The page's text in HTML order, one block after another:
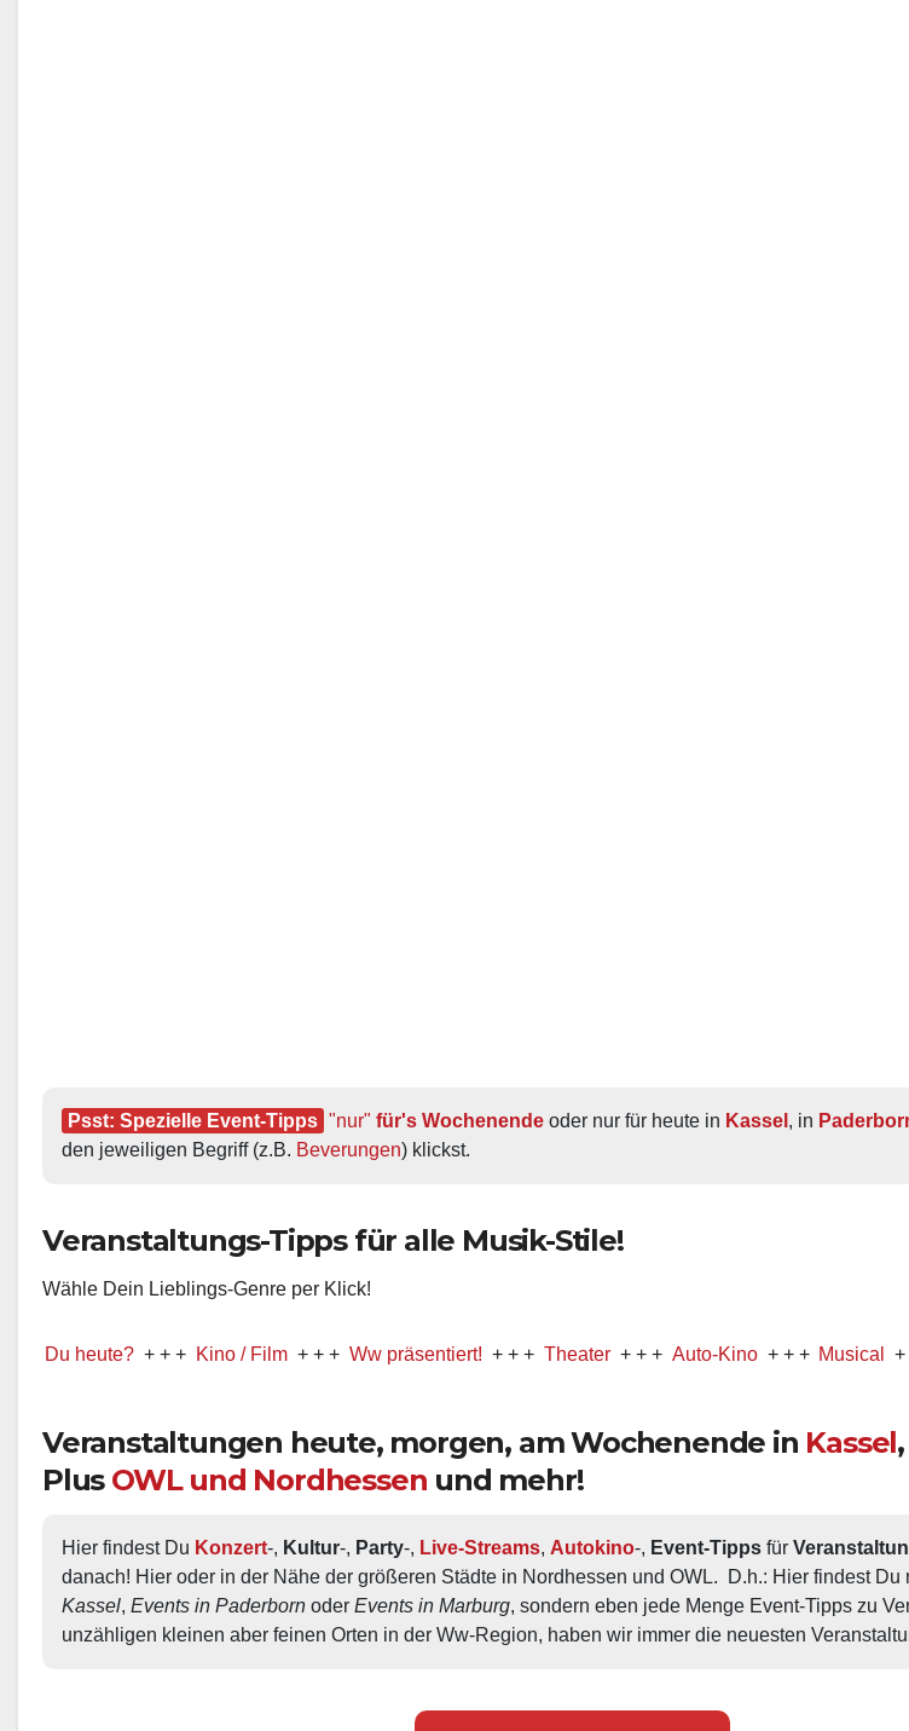
Psst: Spezielle Event-Tipps "nur" für's Wochenende oder nur für heute in Kassel , in
den jeweiligen Begriff (z.B. Beverungen) klickst.
Veranstaltungs-Tipps für alle Musik-Stile!
Wähle Dein Lieblings-Genre per Klick!
heute? + + + Kino / Film + + + Ww präsentiert! + + + Theater + + + Auto-Kino + + + Musical + + +
Veranstaltungen heute, morgen, am Wochenende in Kassel
Plus OWL und Nordhessen und mehr!
Hier findest Du Konzert Kultur Party Live-Streams Autokino Event-Tipps für
danach! Hier oder in der Nähe der größeren Städte in Nordhessen und OWL.  D.h.: Hier findest
Kassel Events in Paderborn oder Events in Marburg , sondern eben jede Menge Event-Tipps zu
unzähligen kleinen aber feinen Orten in der Ww-Region, haben wir immer die neuesten